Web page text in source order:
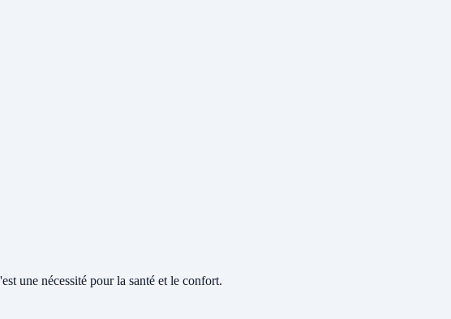
une nécessité pour la santé et le confort.